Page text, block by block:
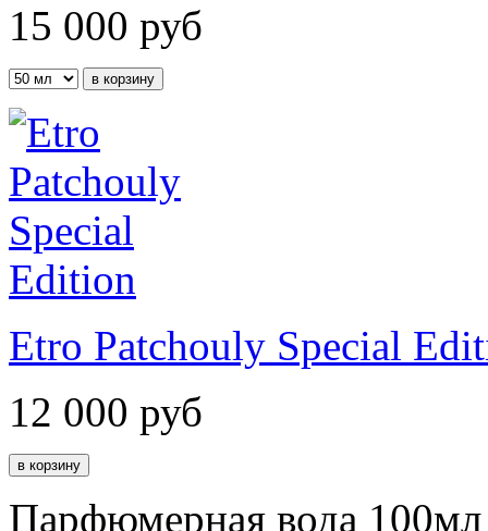
15 000 руб
Etro Patchouly Special
12 000 руб
Парфюмерная вода 100мл